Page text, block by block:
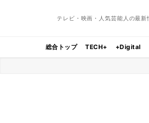
テレビ・映画・人気芸能人の最新
総合トップ TECH+ +Digital